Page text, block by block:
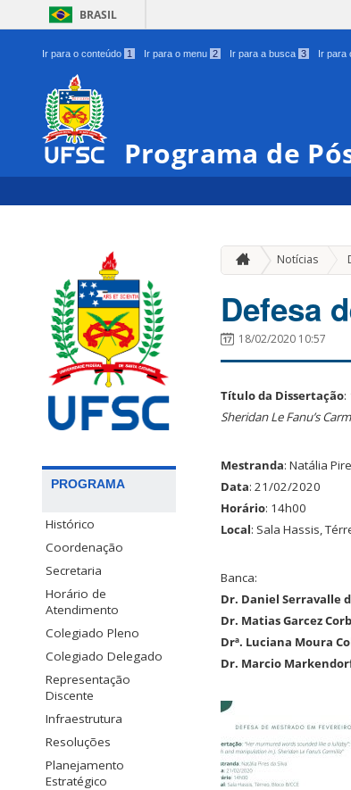
BRASIL
Ir para o conteúdo 1 Ir para o menu 2 Ir para a busca 3 Ir para
Programa de
PROGRAMA
Histórico
Coordenação
Secretaria
Horário de
Atendimento
Colegiado Pleno
Colegiado Delegado
Representação
Discente
Infraestrutura
Resoluções
Planejamento
Estratégico
Notícias
Defesa
18/02/2020 10:57
Título da Dissertação:
Sheridan Le Fanu’s
Mestranda: Natália
Data: 21/02/2020
Horário: 14h00
Local: Sala Hassis,
Banca:
Dr. Daniel Serravalle
Dr. Matias Garcez
Drª. Luciana Moura
Dr. Marcio